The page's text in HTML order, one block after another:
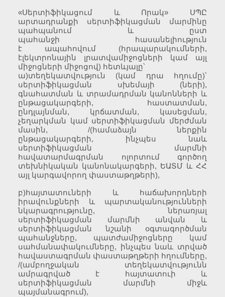
«Սերտիֆիկացում և Որակ» ՍՊԸ
արտադրանքի սերտիֆիկացման մարմինը
պահպանում և ըստ
պահանջի հասանելիություն
է ապահովում (հրապարակումների,
էլեկտրոնային լրատվամիջոցների կամ այլ
միջոցների միջոցով) հետևյալը՝
ա)տեղեկատվություն (կամ դրա հղումը)՝
սերտիֆիկացման սխեմայի (ների),
գնահատման և տրամադրման կանոնների և
ընթացակարգերի, հաստատման,
ընդլայնման, կրճատման, կասեցման,
չեղարկման կամ սերտիֆիկացման մերժման
մասին, /(համաձայն ներքին
ընթացակարգերի, ինչպես նաև
սերտիֆիկացման մարմնի
հավատարմագրման ոլորտում գործող
տեխնիկական կանոնակարգերի, ԵԱՏՄ և ՀՀ
այլ կարգավորող փաստաթղթերի),
բ)հայտատուների և հաճախորդների
իրավունքների և պարտականությունների
նկարագրությունը, ներառյալ
սերտիֆիկացման մարմնի անվան և
սերտիֆիկացման նշանի օգտագործման
պահանջները, պատժամիջոցները կամ
սահմանափակումները, ինչպես նաև տրված
հավաստագրման փաստաթղթերի հղումները,
/(ամբողջական տեղեկատվությունն
ամրագրված է հայտատուի և
սերտիֆիկացման մարմնի միջև
պայմանագրում),